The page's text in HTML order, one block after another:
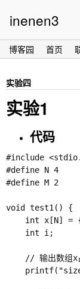
inenen3
博客园 首页
实验四
实验1
代码
#include
#define N 4
#define M 2
void test1() {
int
    int i;
// 输出数组x